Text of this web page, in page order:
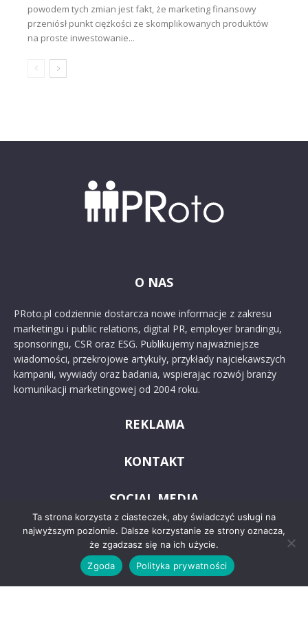
powodem tych zmian jest fakt, że marketing finansowy
przeniósł punkt ciężkości ze skomplikowanych produktów
na proste inwestowanie...
O NAS
PRoto.pl codziennie dostarcza nowe informacje z zakresu
marketingu i public relations, digital PR, employer brandingu,
sponsoringu, CSR oraz ESG. Publikujemy najważniejsze
wiadomości, przekrojowe artykuły, przykłady najciekawszych
kampanii, wywiady oraz badania, wspierając rozwój branży
komunikacji marketingowej od 2004 roku.
REKLAMA
KONTAKT
SOCIAL MEDIA
Ta strona korzysta z ciasteczek, aby świadczyć usługi na
najwyższym poziomie. Dalsze korzystanie ze strony oznacza,
że zgadzasz się na ich użycie.
Zgoda
Polityka prywatności